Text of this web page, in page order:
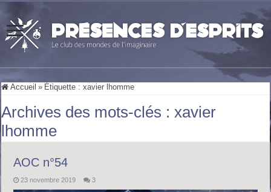
Accueil » Étiquette :xavier lhomme
Archives des mots-clés :xavier
lhomme
AOC n°54
23 novembre 2019 3